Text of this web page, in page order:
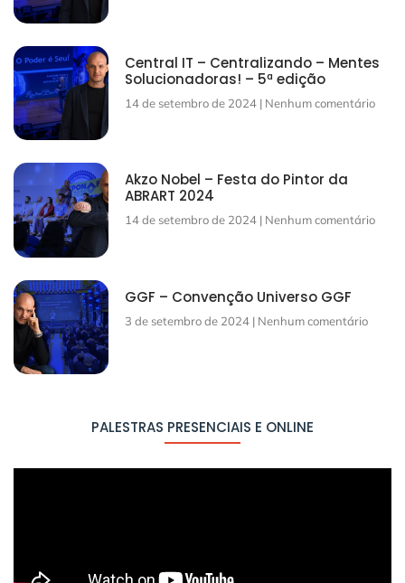
Central IT – Centralizando – Mentes
Solucionadoras! – 5ª edição
14 de setembro de 2024 Nenhum comentário
Akzo Nobel – Festa do Pintor da
ABRART 2024
14 de setembro de 2024 Nenhum comentário
GGF – Convenção Universo GGF
3 de setembro de 2024 Nenhum comentário
PALESTRAS PRESENCIAIS E ONLINE